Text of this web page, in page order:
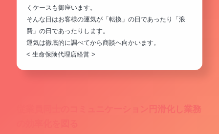
くケースも御座います。
そんな日はお客様の運気が「転換」の日であったり「浪
費」の日であったりします。
運気は徹底的に調べてから商談へ向かいます。
< 生命保険代理店経営 >
従業員同士のコミュニケーション円滑化し業務